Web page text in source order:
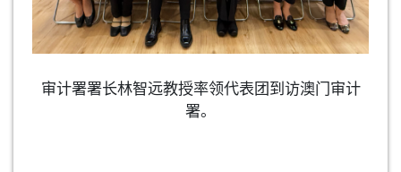
审计署署长林智远教授率领代表团到访澳门审计
署。